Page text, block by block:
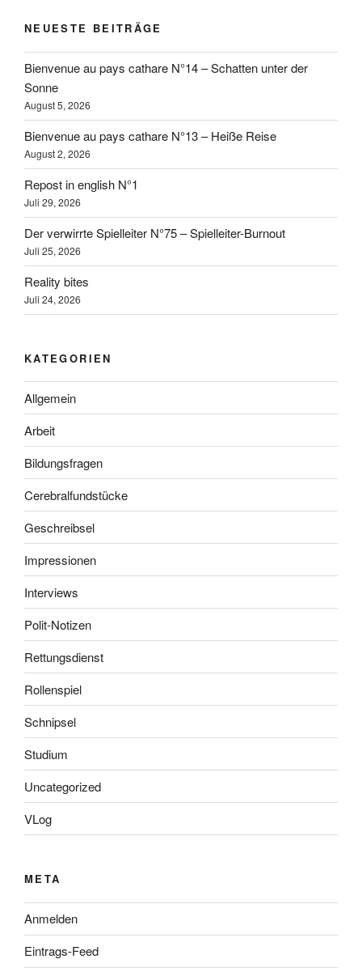
NEUESTE BEITRÄGE
Bienvenue au pays cathare N°14 – Schatten unter der
Sonne
August 5, 2026
Bienvenue au pays cathare N°13 – Heiße Reise
August 2, 2026
Repost in english N°1
Juli 29, 2026
Der verwirrte Spielleiter N°75 – Spielleiter-Burnout
Juli 25, 2026
Reality bites
Juli 24, 2026
KATEGORIEN
Allgemein
Arbeit
Bildungsfragen
Cerebralfundstücke
Geschreibsel
Impressionen
Interviews
Polit-Notizen
Rettungsdienst
Rollenspiel
Schnipsel
Studium
Uncategorized
VLog
META
Anmelden
Eintrags-Feed